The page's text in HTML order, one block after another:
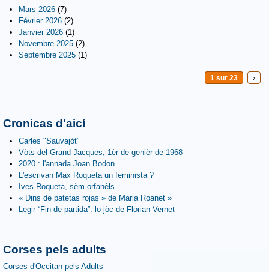
Mars 2026 (7)
Février 2026 (2)
Janvier 2026 (1)
Novembre 2025 (2)
Septembre 2025 (1)
1 sur 23 ›
Cronicas d'aicí
Carles "Sauvajòt"
Vòts del Grand Jacques, 1èr de genièr de 1968
2020 : l'annada Joan Bodon
L'escrivan Max Roqueta un feminista ?
Ives Roqueta, sèm orfanèls...
« Dins de patetas rojas » de Maria Roanet »
Legir “Fin de partida”: lo jòc de Florian Vernet
Corses pels adults
Corses d'Occitan pels Adults